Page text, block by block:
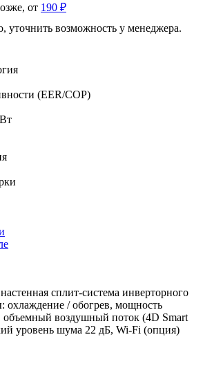
от 190 ₽
уточнить возможность у менеджера.
(EER/COP)
сплит-система инверторного
охлаждение / обогрев, мощность
объемный воздушный поток (4D Smart
уровень шума 22 дБ, Wi-Fi (опция)